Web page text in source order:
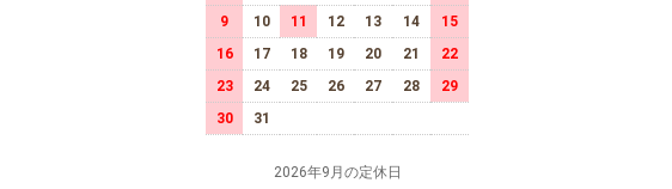
9
10 11 12 13 14
15
16
17 18 19 20 21
22
23
24 25 26 27 28
29
30
31
2026年9月の定休日